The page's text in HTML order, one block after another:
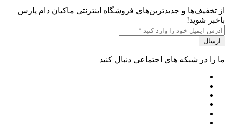
از تخفیف‌ها و جدیدترین‌های فروشگاه اینترنتی ماکیان دام پارس
باخبر شوید!
ما را در شبکه های اجتماعی دنبال کنید